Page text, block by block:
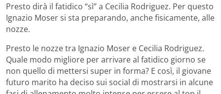
Presto dirà il fatidico “sì” a Cecilia Rodriguez. Per questo
Ignazio Moser si sta preparando, anche fisicamente, alle
nozze.
Presto le nozze tra Ignazio Moser e Cecilia Rodriguez.
Quale modo migliore per arrivare al fatidico giorno se
non quello di mettersi super in forma? E così, il giovane
futuro marito ha deciso sui social di mostrarsi in alcune